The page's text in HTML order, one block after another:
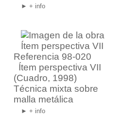
► + info
Referencia 98-020
Ítem perspectiva VII
(Cuadro, 1998)
Técnica mixta sobre
malla metálica
► + info